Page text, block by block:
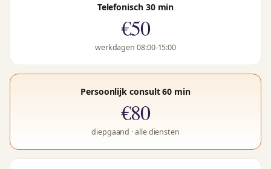
Telefonisch 30 min
€50
werkdagen 08:00-15:00
Persoonlijk consult 60 min
€80
diepgaand · alle diensten